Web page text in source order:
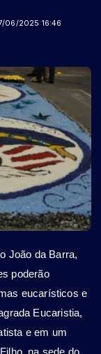
06/2025 16:46
João da Barra,
poderão
eucarísticos e
Eucaristia,
e em um